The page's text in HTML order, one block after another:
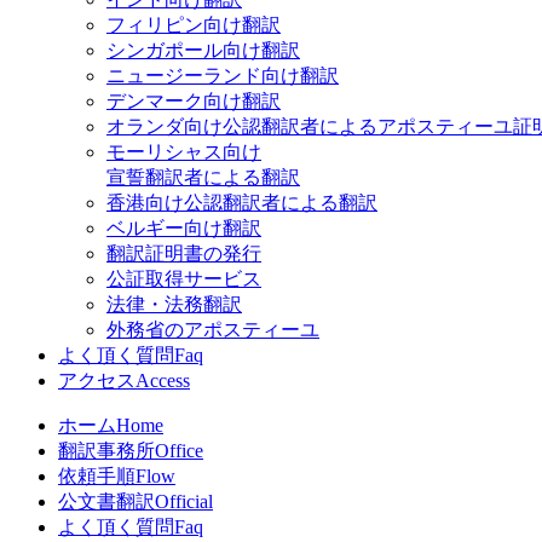
フィリピン向け翻訳
シンガポール向け翻訳
ニュージーランド向け翻訳
デンマーク向け翻訳
オランダ向け公認翻訳者によるアポスティーユ証
モーリシャス向け
宣誓翻訳者による翻訳
香港向け公認翻訳者による翻訳
ベルギー向け翻訳
翻訳証明書の発行
公証取得サービス
法律・法務翻訳
外務省のアポスティーユ
よく頂く質問Faq
アクセスAccess
ホームHome
翻訳事務所Office
依頼手順Flow
公文書翻訳Official
よく頂く質問Faq